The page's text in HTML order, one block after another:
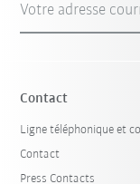
Votre adresse
Contact
Ligne téléphonique et
Contact
Press Contacts